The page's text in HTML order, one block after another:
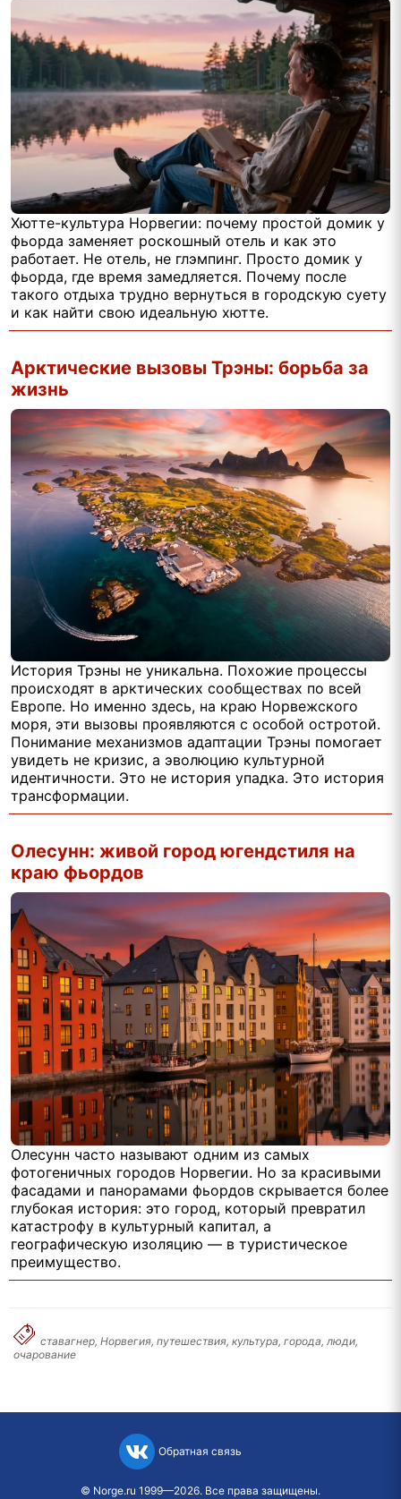
Хютте-культура Норвегии: почему простой домик у
фьорда заменяет роскошный отель и как это
работает. Не отель, не глэмпинг. Просто домик у
фьорда, где время замедляется. Почему после
такого отдыха трудно вернуться в городскую суету
и как найти свою идеальную хютте.
Арктические вызовы Трэны: борьба за
жизнь
История Трэны не уникальна. Похожие процессы
происходят в арктических сообществах по всей
Европе. Но именно здесь, на краю Норвежского
моря, эти вызовы проявляются с особой остротой.
Понимание механизмов адаптации Трэны помогает
увидеть не кризис, а эволюцию культурной
идентичности. Это не история упадка. Это история
трансформации.
Олесунн: живой город югендстиля на
краю фьордов
Олесунн часто называют одним из самых
фотогеничных городов Норвегии. Но за красивыми
фасадами и панорамами фьордов скрывается более
глубокая история: это город, который превратил
катастрофу в культурный капитал, а
географическую изоляцию — в туристическое
преимущество.
ставагнер, Норвегия, путешествия, культура, города, люди,
очарование
Обратная связь
© Norge.ru 1999—2026. Все права защищены.